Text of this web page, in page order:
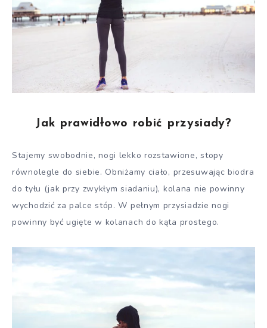
Jak prawidłowo robić przysiady?
Stajemy swobodnie, nogi lekko rozstawione, stopy
równolegle do siebie. Obniżamy ciało, przesuwając biodra
do tyłu (jak przy zwykłym siadaniu), kolana nie powinny
wychodzić za palce stóp. W pełnym przysiadzie nogi
powinny być ugięte w kolanach do kąta prostego.